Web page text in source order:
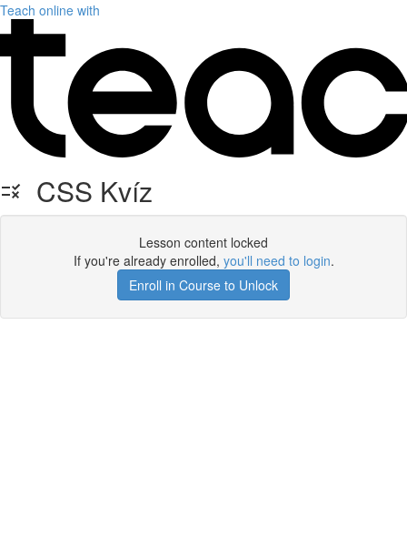
Teach online with
CSS Kvíz
Lesson content locked
If you're already enrolled, you'll need to login.
Enroll in Course to Unlock